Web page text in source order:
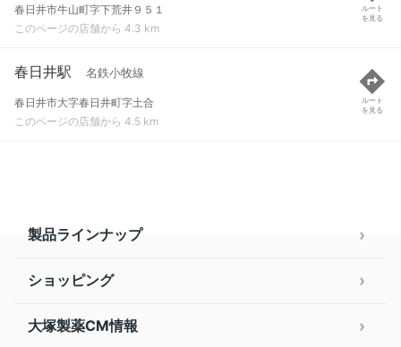
春日井市牛山町字下荒井９５１
このページの店舗から 4.3 km
ルート
を見る
春日井駅 名鉄小牧線
春日井市大字春日井町字土合
このページの店舗から 4.5 km
ルート
を見る
製品ラインナップ
ショッピング
大塚製薬CM情報